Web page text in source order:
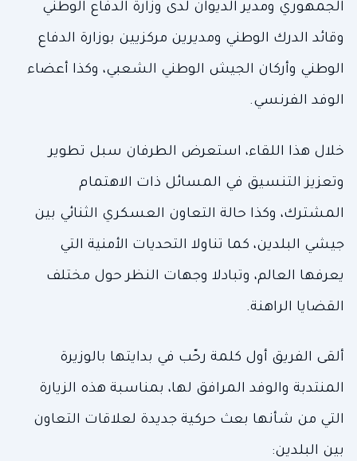
الجمهوري ومدير الديوان لدى وزارة الدفاع الوطني
وقائد الدرك الوطني ومديرين مركزيين بوزارة الدفاع
الوطني وأركان الجيش الوطني الشعبي، وكذا أعضاء
الوفد الفرنسي.
خلال هذا اللقاء، استعرض الطرفان سبل تطوير
وتعزيز التنسيق في المسائل ذات الاهتمام
المشترك، وكذا حالة التعاون العسكري الثنائي بين
جيشي البلدين، كما تناولا التحديات الأمنية التي
يعرفها العالم، وتبادلا وجهات النظر حول مختلف
القضايا الراهنة.
ألقى الفريق أول كلمة رحّب في بدايتها بالوزيرة
المنتدبة والوفد المرافق لها، بمناسبة هذه الزيارة
التي من شأنها بعث حركية جديدة لعلاقات التعاون
بين البلدين: